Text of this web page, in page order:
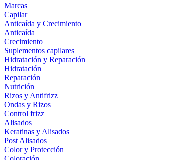
Marcas
Capilar
Anticaída y Crecimiento
Anticaída
Crecimiento
Suplementos capilares
Hidratación y Reparación
Hidratación
Reparación
Nutrición
Rizos y Antifrizz
Ondas y Rizos
Control frizz
Alisados
Keratinas y Alisados
Post Alisados
Color y Protección